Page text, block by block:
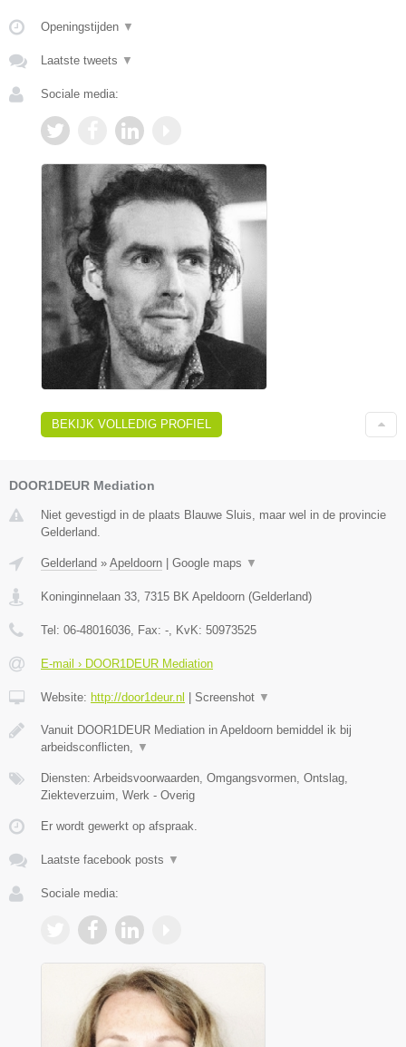
Openingstijden ▼
Laatste tweets ▼
Sociale media:
BEKIJK VOLLEDIG PROFIEL
DOOR1DEUR Mediation
Niet gevestigd in de plaats Blauwe Sluis, maar wel in de provincie
Gelderland.
Gelderland » Apeldoorn Google maps ▼
Koninginnelaan 33 7315 BK Apeldoorn (Gelderland)
Tel: 06-48016036 , Fax: - , KvK: 50973525
E-mail › DOOR1DEUR Mediation
Website: http://door1deur.nl Screenshot ▼
Vanuit DOOR1DEUR Mediation in Apeldoorn bemiddel ik bij
arbeidsconflicten,
▼
Diensten: Arbeidsvoorwaarden, Omgangsvormen, Ontslag,
Ziekteverzuim, Werk - Overig
Er wordt gewerkt op afspraak.
Laatste facebook posts ▼
Sociale media: